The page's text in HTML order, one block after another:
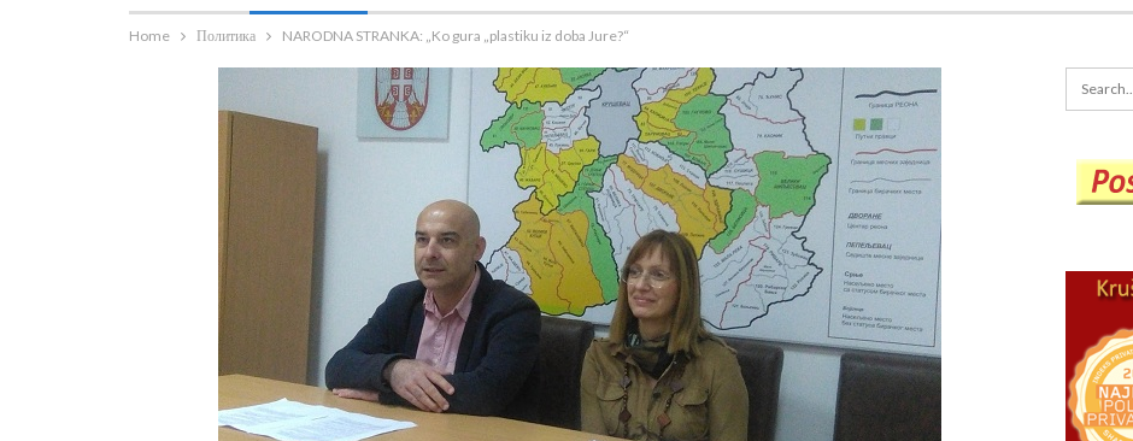
Home Политика NARODNA STRANKA: „Ko gura „plastiku iz doba Jure?“